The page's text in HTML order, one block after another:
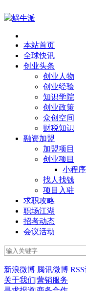
蜗牛派
本站首页
全球快讯
创业头条
创业人物
创业经验
知识学院
创业政策
众创空间
财税知识
融资加盟
加盟项目
创业项目
小程序
找人找钱
项目入驻
求职攻略
职场江湖
招考动态
会议活动
新浪微博 腾讯微博
关于我们|营销服务